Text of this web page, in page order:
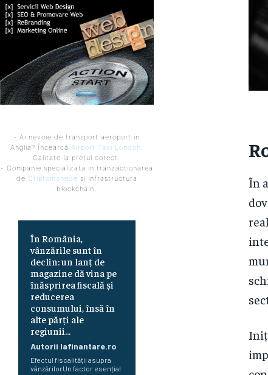
- Ai nevoie de transport aeroport in
Anglia? Încearcă Airport Taxi London.
Calitate la prețul corect.
- Companie specializata in tranzactionarea
de Criptomonede si infrastructura
blockchain.
În România,
vânzările sunt în
declin: un lanț de
magazine dă vina pe
înăsprirea fiscală și
reducerea
consumului, însă în
alte părți ale
regiunii...
Autorii Iafinantare.ro
Efectul fiscalității asupra
vânzărilorUn factor esențial
În